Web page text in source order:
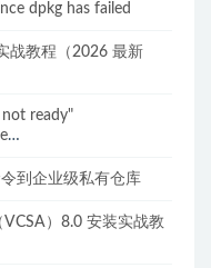
dpkg has failed
战教程（2026 最新
ready"
到企业级私有仓库
）8.0 安装实战教